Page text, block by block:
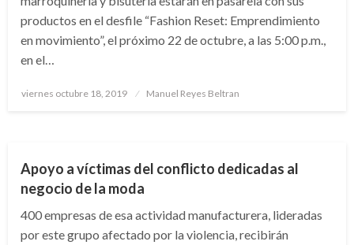
productos en el desfile “Fashion Reset: Emprendimiento
en movimiento”, el próximo 22 de octubre, a las 5:00 p.m.,
en el…
Publicado
viernes octubre 18, 2019 Manuel Reyes Beltran
Apoyo a víctimas del conflicto dedicadas al
negocio de la moda
400 empresas de esa actividad manufacturera, lideradas
por este grupo afectado por la violencia, recibirán